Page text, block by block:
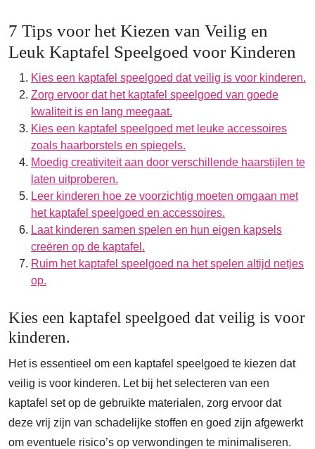
7 Tips voor het Kiezen van Veilig en
Leuk Kaptafel Speelgoed voor Kinderen
Kies een kaptafel speelgoed dat veilig is voor kinderen.
Zorg ervoor dat het kaptafel speelgoed van goede
kwaliteit is en lang meegaat.
Kies een kaptafel speelgoed met leuke accessoires
zoals haarborstels en spiegels.
Moedig creativiteit aan door verschillende haarstijlen te
laten uitproberen.
Leer kinderen hoe ze voorzichtig moeten omgaan met
het kaptafel speelgoed en accessoires.
Laat kinderen samen spelen en hun eigen kapsels
creëren op de kaptafel.
Ruim het kaptafel speelgoed na het spelen altijd netjes
op.
Kies een kaptafel speelgoed dat veilig is voor
kinderen.
Het is essentieel om een kaptafel speelgoed te kiezen dat
veilig is voor kinderen. Let bij het selecteren van een
kaptafel set op de gebruikte materialen, zorg ervoor dat
deze vrij zijn van schadelijke stoffen en goed zijn afgewerkt
om eventuele risico’s op verwondingen te minimaliseren.